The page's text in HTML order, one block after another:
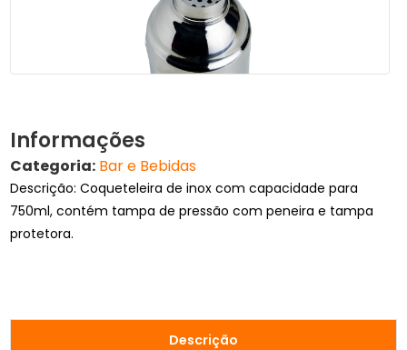
Informações
Categoria: Bar e Bebidas
Descrição: Coqueteleira de inox com capacidade para
750ml, contém tampa de pressão com peneira e tampa
protetora.
Descrição